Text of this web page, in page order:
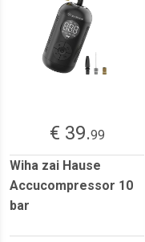
€ 39.99
Wiha zai Hause
Accucompressor 10
bar